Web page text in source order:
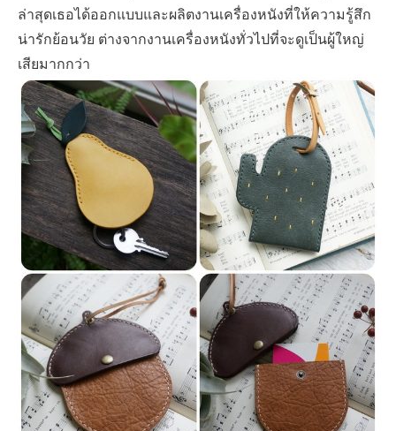
ล่าสุดเธอได้ออกแบบและผลิตงานเครื่องหนังที่ให้ความรู้สึก
น่ารักย้อนวัย ต่างจากงานเครื่องหนังทั่วไปที่จะดูเป็นผู้ใหญ่
เสียมากกว่า